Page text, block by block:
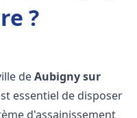
?
deAubigny sur
essentiel de disposer
d'assainissement